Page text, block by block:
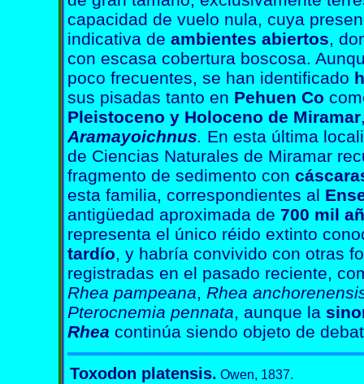
capacidad de vuelo nula, cuya
indicativa de ambientes abiertos,
con escasa cobertura boscosa.
poco frecuentes, se han identificado
sus pisadas tanto en Pehuen Co
Pleistoceno y Holoceno de Miramar
Aramayoichnus. En esta última
de Ciencias Naturales de Miramar
fragmento de sedimento con
esta familia, correspondientes al
antigüedad aproximada de 700 mil
representa el único réido extinto
tardío, y habría convivido con otras
registradas en el pasado reciente,
Rhea pampeana, Rhea
Pterocnemia pennata, aunque la
Rhea continúa siendo objeto de
Toxodon platensis. Owen, 1837.